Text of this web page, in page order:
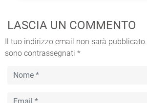
LASCIA UN COMMENTO
Il tuo indirizzo email non sarà pubblicato.
sono contrassegnati *